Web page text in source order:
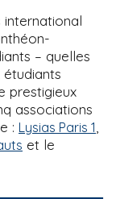
international
– quelles
étudiants
prestigieux
associations
: Lysias Paris 1
et le